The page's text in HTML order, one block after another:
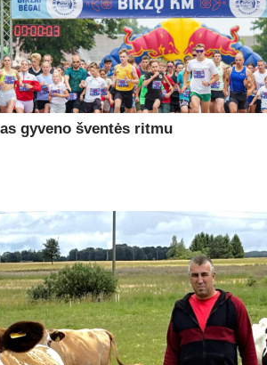
gyveno šventės ritmu